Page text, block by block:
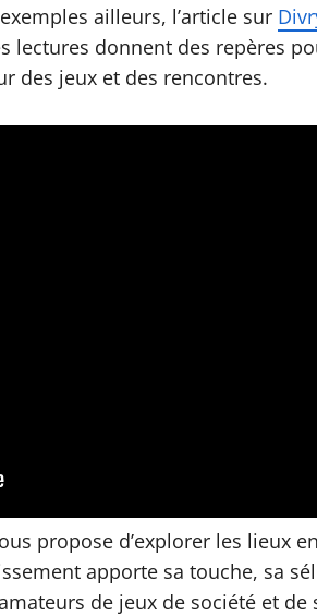
ailleurs, l’article sur
lectures donnent des repères
des jeux et des rencontres.
propose d’explorer les lieux
apporte sa touche, sa
de jeux de société et de